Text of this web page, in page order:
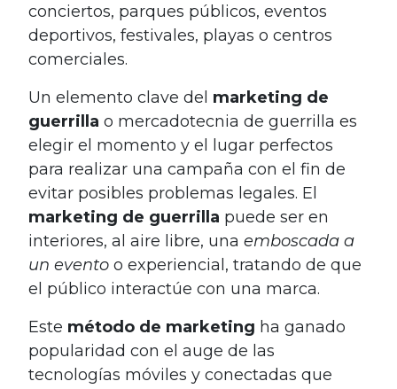
conciertos, parques públicos, eventos
deportivos, festivales, playas o centros
comerciales.
Un elemento clave del marketing de
guerrilla o mercadotecnia de guerrilla es
elegir el momento y el lugar perfectos
para realizar una campaña con el fin de
evitar posibles problemas legales. El
marketing de guerrilla puede ser en
interiores, al aire libre, una emboscada a
un evento o experiencial, tratando de que
el público interactúe con una marca.
Este método de marketing ha ganado
popularidad con el auge de las
tecnologías móviles y conectadas que